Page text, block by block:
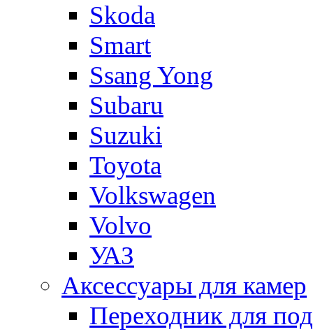
Skoda
Smart
Ssang Yong
Subaru
Suzuki
Toyota
Volkswagen
Volvo
УАЗ
Аксессуары для камер
Переходник для